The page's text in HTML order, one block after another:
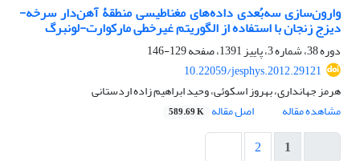
وارون‌سازی سه‌بُعدی داده‌های مغناطیسی منطقۀ آهن‌دار سرخه-
دیزج زنجان با استفاده از الگوریتم غیرخطی مارکوارت-لونبرگ
دوره 38، شماره 3، پاییز 1391، صفحه
129-146
10.22059/jesphys.2012.29121
هرمز جهانداری، بهروز اسکوئی، وحید ابراهیم زاده اردستانی
مشاهده مقاله
اصل مقاله 589.69 K
1
2